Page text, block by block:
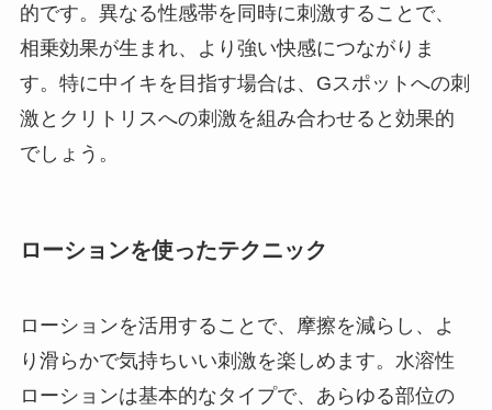
的です。異なる性感帯を同時に刺激することで、
相乗効果が生まれ、より強い快感につながりま
す。特に中イキを目指す場合は、Gスポットへの刺
激とクリトリスへの刺激を組み合わせると効果的
でしょう。
ローションを使ったテクニック
ローションを活用することで、摩擦を減らし、よ
り滑らかで気持ちいい刺激を楽しめます。水溶性
ローションは基本的なタイプで、あらゆる部位の